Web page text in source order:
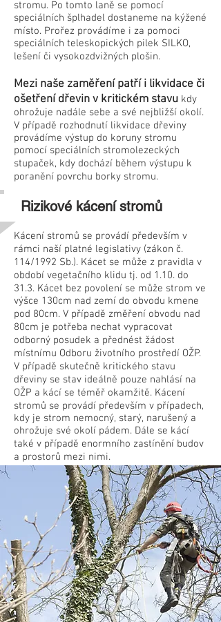
stromu. Po tomto laně se pomocí
speciálních šplhadel dostaneme na kýžené
místo. Prořez provádíme i za pomoci
speciálních teleskopických pilek SILKO,
lešení či vysokozdvižných plošin.
Mezi naše zaměření patří i likvidace či
ošetření dřevin v kritickém stavu kdy
ohrožuje nadále sebe a své nejbližší okolí.
V případě rozhodnutí likvidace dřeviny
provádíme výstup do koruny stromu
pomocí speciálních stromolezeckých
stupaček, kdy dochází během výstupu k
poranění povrchu borky stromu.
Rizikové kácení stromů
Kácení stromů se provádí především v
rámci naší platné legislativy (zákon č.
114/1992 Sb.). Kácet se může z pravidla v
období vegetačního klidu tj. od 1.10. do
31.3. Kácet bez povolení se může strom ve
výšce 130cm nad zemí do obvodu kmene
pod 80cm. V případě změření obvodu nad
80cm je potřeba nechat vypracovat
odborný posudek a přednést žádost
místnímu Odboru životního prostředí OŽP.
V případě skutečně kritického stavu
dřeviny se stav ideálně pouze nahlásí na
OŽP a kácí se téměř okamžitě. Kácení
stromů se provádí především v případech,
kdy je strom nemocný, starý, narušený a
ohrožuje své okolí pádem. Dále se kácí
také v případě enormního zastínění budov
a prostorů mezi nimi.